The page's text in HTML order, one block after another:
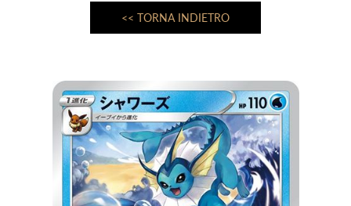
<< TORNA INDIETRO